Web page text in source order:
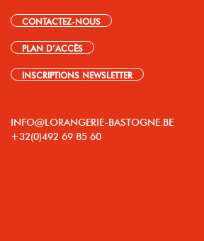
CONTACTEZ-NOUS
PLAN D’ACCÈS
INSCRIPTIONS NEWSLETTER
INFO@LORANGERIE-BASTOGNE.BE
+32(0)492 69 85 60